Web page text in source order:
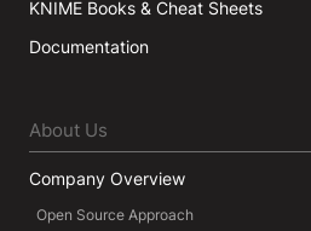
KNIME Books & Cheat Sheets
Documentation
About Us
Company Overview
Open Source Approach